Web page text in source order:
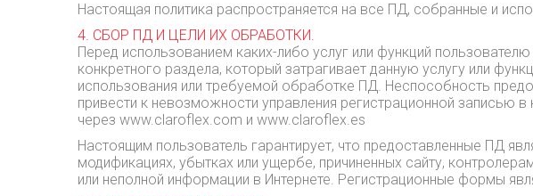
Настоящая политика распространяется на все ПД, собранные и
4. СБОР ПД И ЦЕЛИ ИХ ОБРАБОТКИ.
Перед использованием каких-либо услуг или функций
конкретного раздела, который затрагивает данную услугу или
использования или требуемой обработке ПД. Неспособность
привести к невозможности управления регистрационной записью
через www.claroflex.com и www.claroflex.es
Настоящим пользователь гарантирует, что предоставленные ПД
модификациях, убытках или ущербе, причиненных сайту,
или неполной информации в Интернете. Регистрационные формы